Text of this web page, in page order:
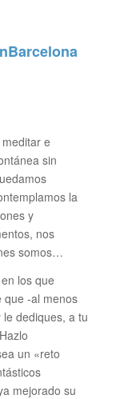
e
sin
la
y
nos
somos…
los que
que -al menos
dediques, a tu
un «reto
mejorado su